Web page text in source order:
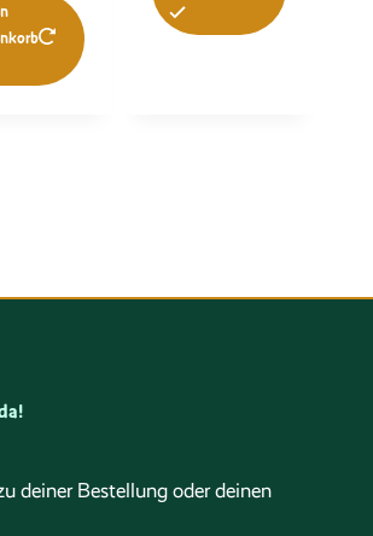
deiner Bestellung oder deinen